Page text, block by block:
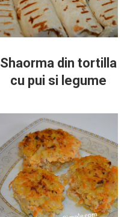
Shaorma din tortilla
cu pui si legume